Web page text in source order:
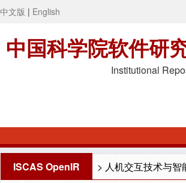
中文版 | English
中国科学院软件研
Institutional
ISCAS OpenIR > 人机交互技术与